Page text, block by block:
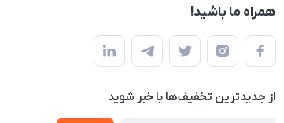
همراه ما باشید!
از جدید‌ترین تخفیف‌ها با‌ خبر شوید